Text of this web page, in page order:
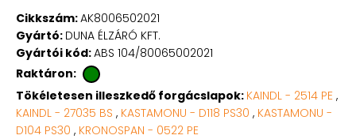
Cikkszám:AK8006502021
Gyártó: DUNA ÉLZÁRÓ KFT.
Gyártói kód:ABS 104/80065002021
Raktáron:
Tökéletesen illeszkedő forgácslapok: KAINDL - 2514 PE ,
KAINDL - 27035 BS , KASTAMONU - D118 PS30 , KASTAMONU -
D104 PS30 , KRONOSPAN - 0522 PE